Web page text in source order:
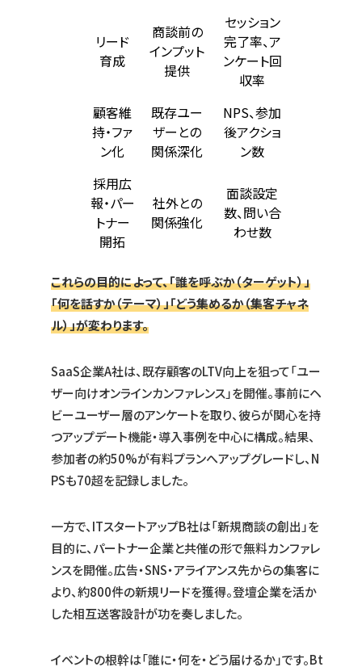
リード
育成
商談前の
インプット
提供
セッション
完了率、ア
ンケート回
収率
顧客維
持・ファ
ン化
既存ユー
ザーとの
関係深化
NPS、参加
後アクショ
ン数
採用広
報・パー
トナー
開拓
社外との
関係強化
面談設定
数、問い合
わせ数
これらの目的によって、「誰を呼ぶか（ターゲット）」
「何を話すか（テーマ）」「どう集めるか（集客チャネ
ル）」が変わります。
SaaS企業A社は、既存顧客のLTV向上を狙って「ユー
ザー向けオンラインカンファレンス」を開催。事前にヘ
ビーユーザー層のアンケートを取り、彼らが関心を持
つアップデート機能・導入事例を中心に構成。結果、
参加者の約50%が有料プランへアップグレードし、N
PSも70超を記録しました。
一方で、ITスタートアップB社は「新規商談の創出」を
目的に、パートナー企業と共催の形で無料カンファレ
ンスを開催。広告・SNS・アライアンス先からの集客に
より、約800件の新規リードを獲得。登壇企業を活か
した相互送客設計が功を奏しました。
イベントの根幹は「誰に・何を・どう届けるか」です。Bt